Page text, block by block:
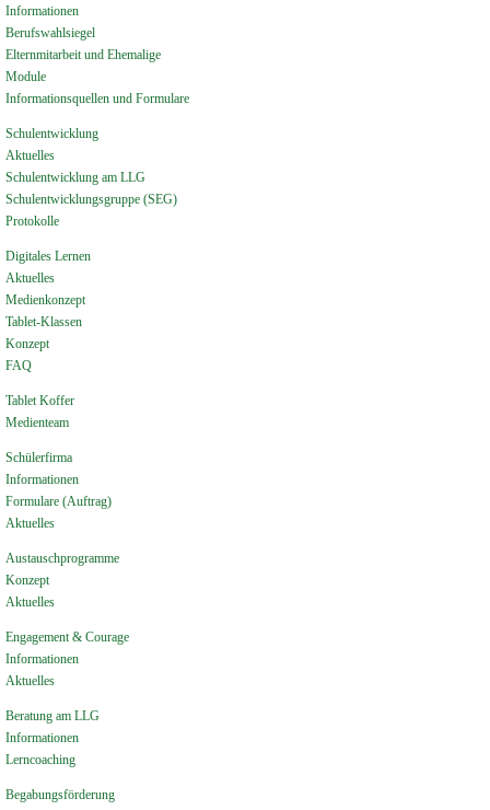
Informationen
Berufswahlsiegel
Elternmitarbeit und Ehemalige
Module
Informationsquellen und Formulare
Schulentwicklung
Aktuelles
Schulentwicklung am LLG
Schulentwicklungsgruppe (SEG)
Protokolle
Digitales Lernen
Aktuelles
Medienkonzept
Tablet-Klassen
Konzept
FAQ
Tablet Koffer
Medienteam
Schülerfirma
Informationen
Formulare (Auftrag)
Aktuelles
Austauschprogramme
Konzept
Aktuelles
Engagement & Courage
Informationen
Aktuelles
Beratung am LLG
Informationen
Lerncoaching
Begabungsförderung